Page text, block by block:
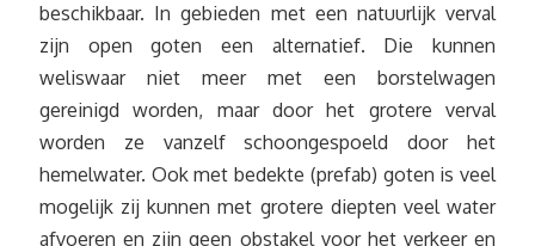
beschikbaar. In gebieden met een natuurlijk verval
zijn open goten een alternatief. Die kunnen
weliswaar niet meer met een borstelwagen
gereinigd worden, maar door het grotere verval
worden ze vanzelf schoongespoeld door het
hemelwater. Ook met bedekte (prefab) goten is veel
mogelijk zij kunnen met grotere diepten veel water
afvoeren en zijn geen obstakel voor het verkeer en